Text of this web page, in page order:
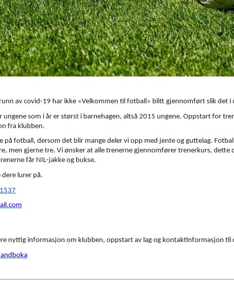
av covid-19 har ikke «Velkommen til fotball» blitt gjennomført slik det
som i år er størst i barnehagen, altså 2015 ungene. Oppstart for
fra klubben.
på fotball, dersom det blir mange deler vi opp med jente og guttelag.
men gjerne tre. Vi ønsker at alle trenerne gjennomfører trenerkurs, dette
får NIL-jakke og bukse.
lurer på.
nyttig informasjon om klubben, oppstart av lag og kontaktinformasjon til